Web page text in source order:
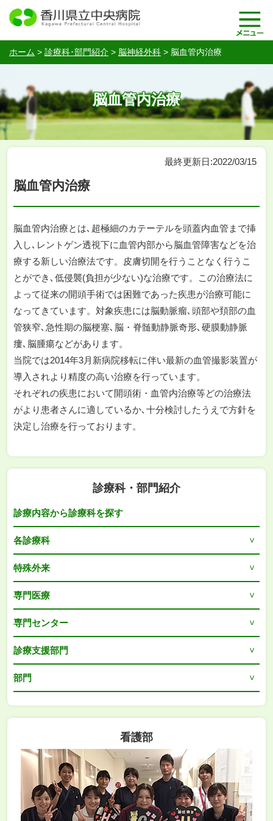
ホーム > 診療科･部門紹介 > 脳神経外科 > 脳血管内治療
脳血管内治療
最終更新日:2022/03/15
脳血管内治療
脳血管内治療とは､超極細のカテーテルを頭蓋内血管まで挿
入し､レントゲン透視下に血管内部から脳血管障害などを治
療する新しい治療法です。皮膚切開を行うことなく行うこ
とができ､低侵襲(負担が少ない)な治療です。この治療法に
よって従来の開頭手術では困難であった疾患が治療可能に
なってきています。対象疾患には脳動脈瘤､頭部や頚部の血
管狭窄､急性期の脳梗塞､脳・脊髄動静脈奇形､硬膜動静脈
瘻､脳腫瘍などがあります。
当院では2014年3月新病院移転に伴い最新の血管撮影装置が
導入されより精度の高い治療を行っています。
それぞれの疾患において開頭術・血管内治療等どの治療法
がより患者さんに適しているか､十分検討したうえで方針を
決定し治療を行っております。
診療科・部門紹介
診療内容から診療科を探す
各診療科
特殊外来
専門医療
専門センター
診療支援部門
部門
看護部